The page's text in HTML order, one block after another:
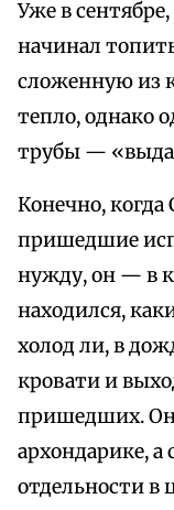
Уже в
начинал
сложенную из
тепло, однако
трубы —
Конечно,
пришедшие
нужду, он — в
находился,
холод ли, в
кровати и
пришедших. Он
архондарике,
отдельности в